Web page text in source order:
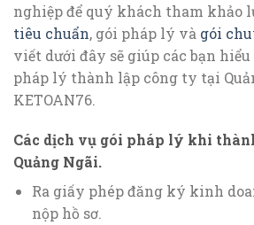
nghiệp để quý khách tham khảo
tiêu chuẩn, gói pháp lý và gói
viết dưới đây sẽ giúp các bạn
pháp lý thành lập công ty tại
KETOAN76.
Các dịch vụ gói pháp lý khi
Quảng Ngãi.
Ra giấy phép đăng ký kinh
nộp hồ sơ.